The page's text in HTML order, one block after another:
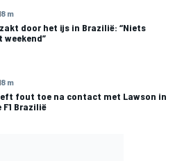
8 m
door het ijs in Brazilië: “Niets
8 m
fout toe na contact met Lawson in
Brazilië